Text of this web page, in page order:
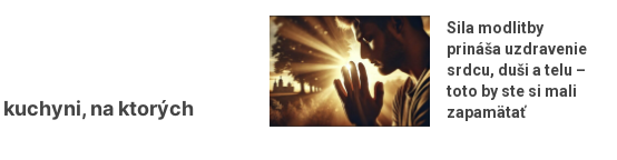
na ktorých
Sila modlitby
prináša uzdravenie
srdcu, duši a telu –
toto by ste si mali
zapamätať